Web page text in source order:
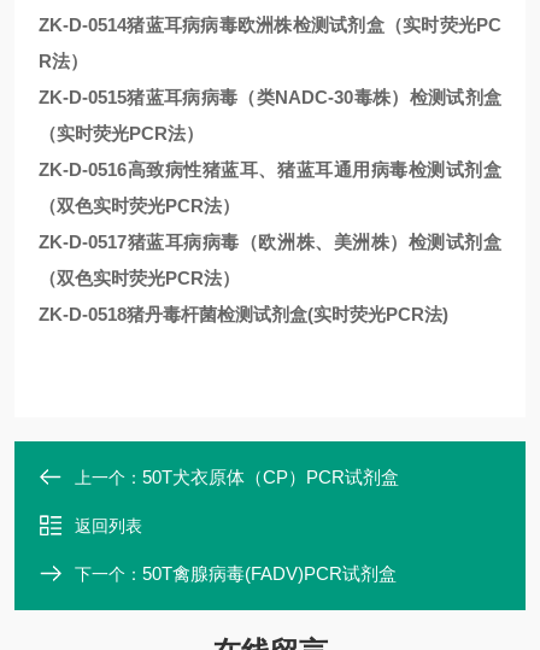
ZK-D-0514猪蓝耳病病毒欧洲株检测试剂盒（实时荧光PC
R法）
ZK-D-0515猪蓝耳病病毒（类NADC-30毒株）检测试剂盒
（实时荧光PCR法）
ZK-D-0516高致病性猪蓝耳、猪蓝耳通用病毒检测试剂盒
（双色实时荧光PCR法）
ZK-D-0517猪蓝耳病病毒（欧洲株、美洲株）检测试剂盒
（双色实时荧光PCR法）
ZK-D-0518猪丹毒杆菌检测试剂盒(实时荧光PCR法)
上一个： 50T犬衣原体（CP）PCR试剂盒
返回列表
下一个： 50T禽腺病毒(FADV)PCR试剂盒